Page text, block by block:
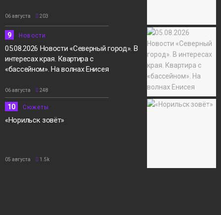
06 августа 203
9 Новости
05.08.2026 Новости «Северный город». В
интересах края. Квартира с
«бассейном». На волнах Енисея
06 августа 248
10 Сюжеты
«Норильск зовёт»
05 августа 1.5k